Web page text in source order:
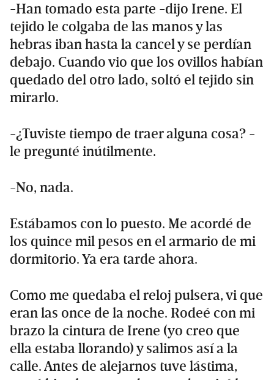
-Han tomado esta parte -dijo Irene. El
tejido le colgaba de las manos y las
hebras iban hasta la cancel y se perdían
debajo. Cuando vio que los ovillos habían
quedado del otro lado, soltó el tejido sin
mirarlo.
-¿Tuviste tiempo de traer alguna cosa? -
le pregunté inútilmente.
-No, nada.
Estábamos con lo puesto. Me acordé de
los quince mil pesos en el armario de mi
dormitorio. Ya era tarde ahora.
Como me quedaba el reloj pulsera, vi que
eran las once de la noche. Rodeé con mi
brazo la cintura de Irene (yo creo que
ella estaba llorando) y salimos así a la
calle. Antes de alejarnos tuve lástima,